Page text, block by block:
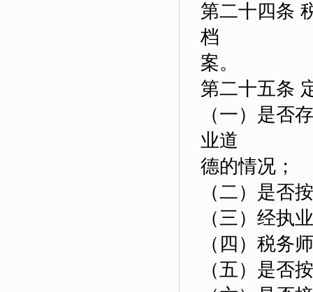
第二十四条
档
案。
第二十五条
（一）是否
业道
德的情况；
（二）是否
（三）经执
（四）税务
（五）是否